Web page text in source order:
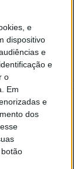
e
dispositivo
e
e
o
Em
e
dos
vão
nas...
2026